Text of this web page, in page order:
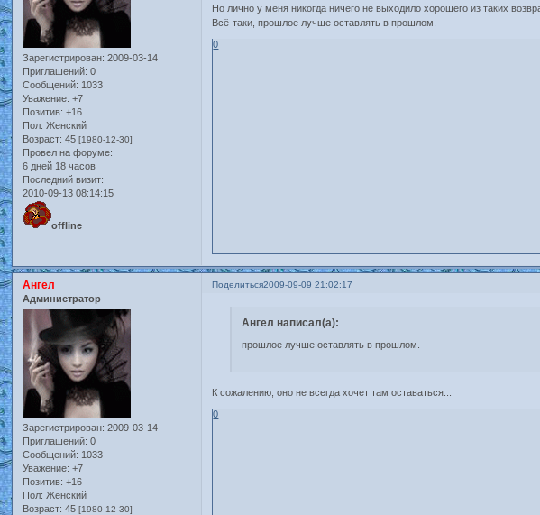
Зарегистрирован: 2009-03-14
Приглашений: 0
Сообщений: 1033
Уважение: +7
Позитив: +16
Пол: Женский
Возраст: 45[1980-12-30]
Провел на форуме:
6 дней 18 часов
Последний визит:
2010-09-13 08:14:15
offline
Но лично у меня никогда ничего не выходило хорошего из таких
Всё-таки, прошлое лучше оставлять в прошлом.
0
Поделиться2009-09-09 21:02:17
Ангел
Администратор
Зарегистрирован: 2009-03-14
Приглашений: 0
Сообщений: 1033
Уважение: +7
Позитив: +16
Пол: Женский
Возраст: 45[1980-12-30]
Ангел написал(а):
прошлое лучше оставлять в прошлом.
К сожалению, оно не всегда хочет там оставаться...
0